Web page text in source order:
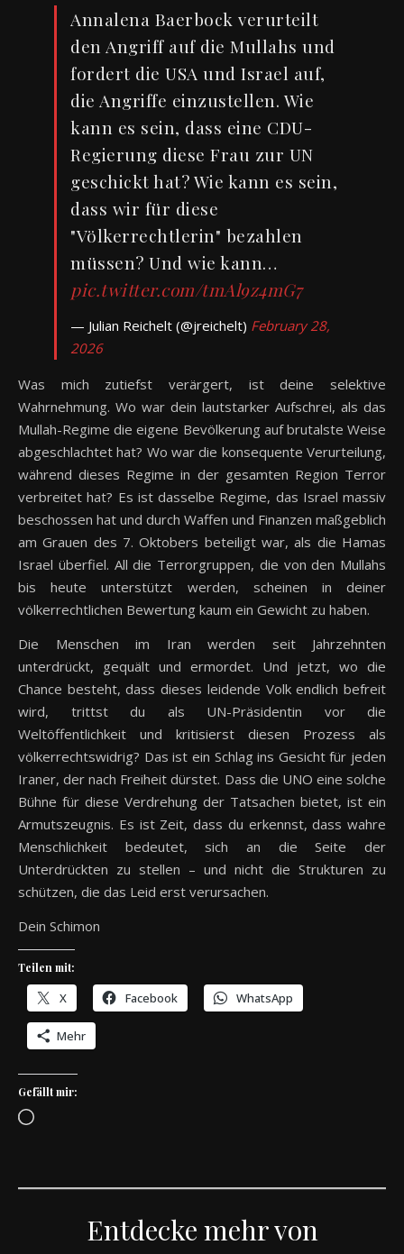
Annalena Baerbock verurteilt
den Angriff auf die Mullahs und
fordert die USA und Israel auf,
die Angriffe einzustellen. Wie
kann es sein, dass eine CDU-
Regierung diese Frau zur UN
geschickt hat? Wie kann es sein,
dass wir für diese
"Völkerrechtlerin" bezahlen
müssen? Und wie kann…
pic.twitter.com/tmAl9z4mG7
— Julian Reichelt (@jreichelt) February 28,
2026
Was mich zutiefst verärgert, ist deine selektive
Wahrnehmung. Wo war dein lautstarker Aufschrei, als das
Mullah-Regime die eigene Bevölkerung auf brutalste Weise
abgeschlachtet hat? Wo war die konsequente Verurteilung,
während dieses Regime in der gesamten Region Terror
verbreitet hat? Es ist dasselbe Regime, das Israel massiv
beschossen hat und durch Waffen und Finanzen maßgeblich
am Grauen des 7. Oktobers beteiligt war, als die Hamas
Israel überfiel. All die Terrorgruppen, die von den Mullahs
bis heute unterstützt werden, scheinen in deiner
völkerrechtlichen Bewertung kaum ein Gewicht zu haben.
Die Menschen im Iran werden seit Jahrzehnten
unterdrückt, gequält und ermordet. Und jetzt, wo die
Chance besteht, dass dieses leidende Volk endlich befreit
wird, trittst du als UN-Präsidentin vor die
Weltöffentlichkeit und kritisierst diesen Prozess als
völkerrechtswidrig? Das ist ein Schlag ins Gesicht für jeden
Iraner, der nach Freiheit dürstet. Dass die UNO eine solche
Bühne für diese Verdrehung der Tatsachen bietet, ist ein
Armutszeugnis. Es ist Zeit, dass du erkennst, dass wahre
Menschlichkeit bedeutet, sich an die Seite der
Unterdrückten zu stellen – und nicht die Strukturen zu
schützen, die das Leid erst verursachen.
Dein Schimon
Teilen mit:
X Facebook WhatsApp
Mehr
Gefällt mir:
Wird geladen …
Entdecke mehr von